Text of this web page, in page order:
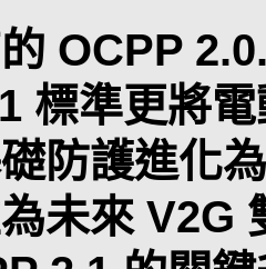
OCPP
標準更將
防護進化
未來 V2G